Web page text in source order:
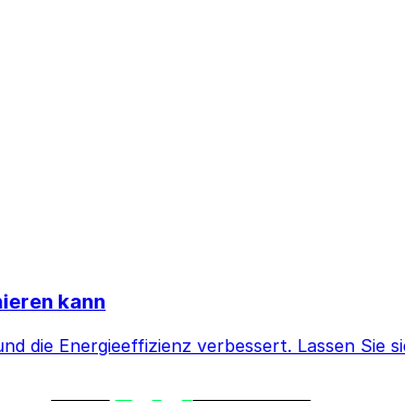
kann
die Energieeffizienz verbessert. Lassen Sie